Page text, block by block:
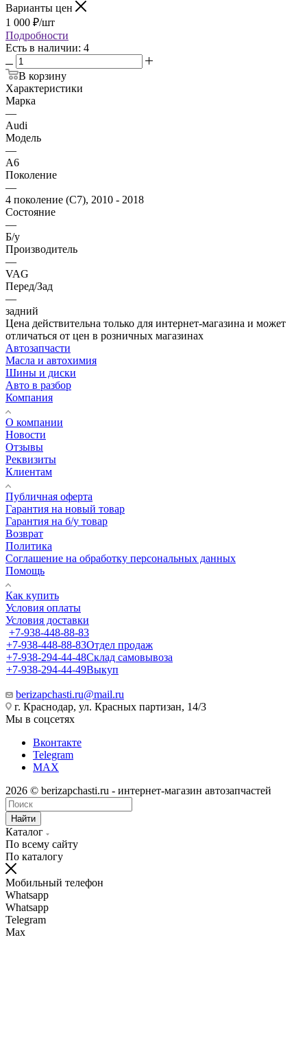
Варианты цен
1 000 ₽/шт
Подробности
Есть в наличии: 4
В корзину
Характеристики
Марка
—
Audi
Модель
—
A6
Поколение
—
4 поколение (C7), 2010 - 2018
Состояние
—
Б/у
Производитель
—
VAG
Перед/Зад
—
задний
Цена действительна только для интернет-магазина и может
отличаться от цен в розничных магазинах
Автозапчасти
Масла и автохимия
Шины и диски
Авто в разбор
Компания
О компании
Новости
Отзывы
Реквизиты
Клиентам
Публичная оферта
Гарантия на новый товар
Гарантия на б/у товар
Возврат
Политика
Соглашение на обработку персональных данных
Помощь
Как купить
Условия оплаты
Условия доставки
+7-938-448-88-83
+7-938-448-88-83Отдел продаж
+7-938-294-44-48Склад самовывоза
+7-938-294-44-49Выкуп
berizapchasti.ru@mail.ru
г. Краснодар, ул. Красных партизан, 14/3
Мы в соцсетях
Вконтакте
Telegram
MAX
2026 © berizapchasti.ru - интернет-магазин автозапчастей
Найти
Каталог
По всему сайту
По каталогу
Мобильный телефон
Whatsapp
Whatsapp
Telegram
Max